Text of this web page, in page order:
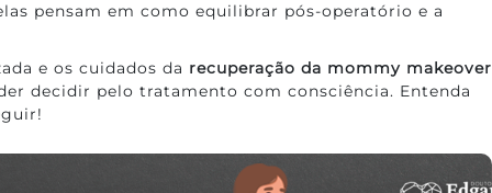
pensam em como equilibrar pós-operatório e a
e os cuidados da recuperação da mommy makeover
decidir pelo tratamento com consciência. Entenda